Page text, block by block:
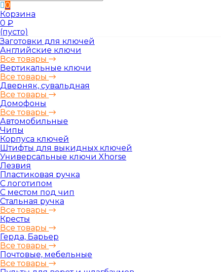
0
Корзина
0 ₽
(пусто)
Заготовки для ключей
Английские ключи
Все товары
Вертикальные ключи
Все товары
Дверняк, сувальдная
Все товары
Домофоны
Все товары
Автомобильные
Чипы
Корпуса ключей
Штифты для выкидных ключей
Универсальные ключи Xhorse
Лезвия
Пластиковая ручка
С логотипом
С местом под чип
Стальная ручка
Все товары
Кресты
Все товары
Герда, Барьер
Все товары
Почтовые, мебельные
Все товары